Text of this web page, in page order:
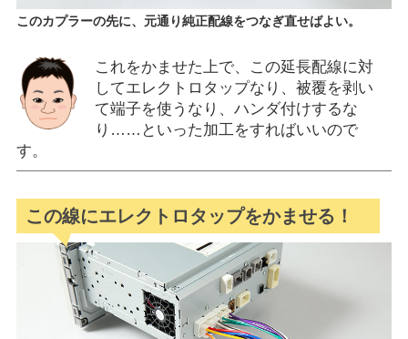
このカプラーの先に、元通り純正配線をつなぎ直せばよい。
これをかませた上で、この延長配線に対
してエレクトロタップなり、被覆を剥い
て端子を使うなり、ハンダ付けするな
り……といった加工をすればいいので
す。
この線にエレクトロタップをかませる！